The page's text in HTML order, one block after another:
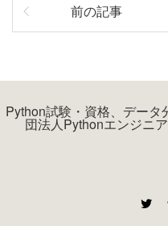
前の記事
Python試験・資格、デー
団法人Pythonエンジニ
RSS